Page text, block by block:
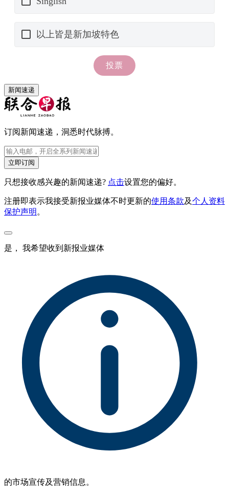
新闻速递
订阅新闻速递，洞悉时代脉搏。
立即订阅
只想接收感兴趣的新闻速递? 点击设置您的偏好。
注册即表示我接受新报业媒体不时更新的使用条款及个人资料
保护声明 。
是， 我希望收到新报业媒体
的市场宣传及营销信息。